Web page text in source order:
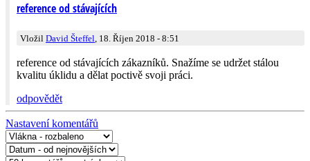
reference od stávajících
Vložil David Šteffel, 18. Říjen 2018 - 8:51
reference od stávajících zákazníků. Snažíme se udržet stálou
kvalitu úklidu a dělat poctivě svoji práci.
odpovědět
Nastavení komentářů